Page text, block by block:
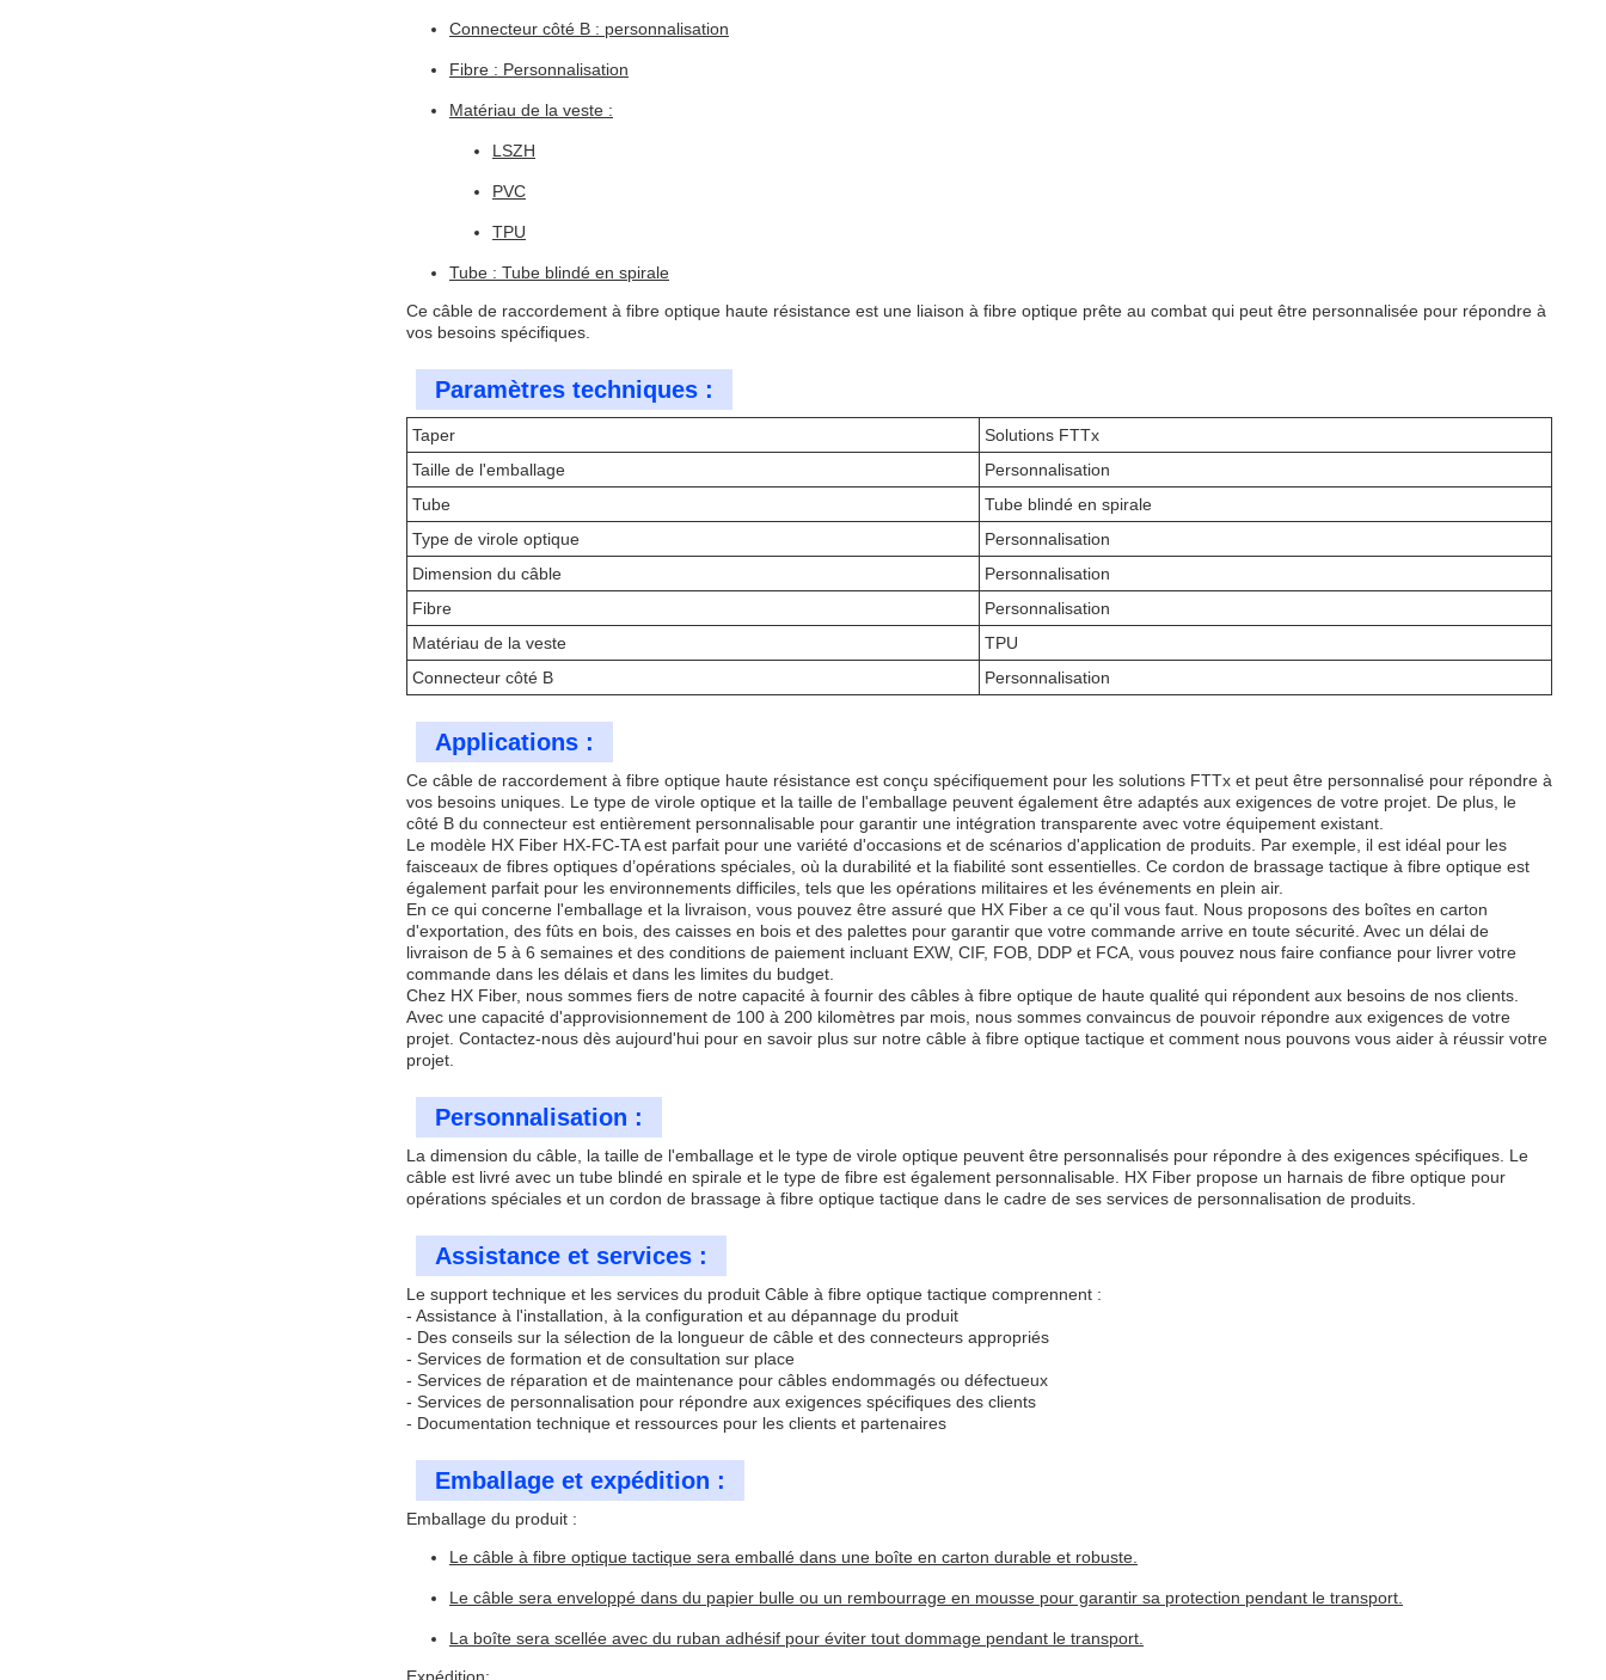
Connecteur côté B : personnalisation
Fibre : Personnalisation
Matériau de la veste :
LSZH
PVC
TPU
Tube : Tube blindé en spirale
Ce câble de raccordement à fibre optique haute résistance est une liaison à fibre optique prête au combat qui peut être personnalisée pour répondre à
vos besoins spécifiques.
Paramètres techniques :
Taper
Solutions FTTx
Taille de l'emballage
Personnalisation
Tube
Tube blindé en spirale
Type de virole optique
Personnalisation
Dimension du câble
Personnalisation
Fibre
Personnalisation
Matériau de la veste
TPU
Connecteur côté B
Personnalisation
Applications :
Ce câble de raccordement à fibre optique haute résistance est conçu spécifiquement pour les solutions FTTx et peut être personnalisé pour répondre à
vos besoins uniques. Le type de virole optique et la taille de l'emballage peuvent également être adaptés aux exigences de votre projet. De plus, le
côté B du connecteur est entièrement personnalisable pour garantir une intégration transparente avec votre équipement existant.
Le modèle HX Fiber HX-FC-TA est parfait pour une variété d'occasions et de scénarios d'application de produits. Par exemple, il est idéal pour les
faisceaux de fibres optiques d’opérations spéciales, où la durabilité et la fiabilité sont essentielles. Ce cordon de brassage tactique à fibre optique est
également parfait pour les environnements difficiles, tels que les opérations militaires et les événements en plein air.
En ce qui concerne l'emballage et la livraison, vous pouvez être assuré que HX Fiber a ce qu'il vous faut. Nous proposons des boîtes en carton
d'exportation, des fûts en bois, des caisses en bois et des palettes pour garantir que votre commande arrive en toute sécurité. Avec un délai de
livraison de 5 à 6 semaines et des conditions de paiement incluant EXW, CIF, FOB, DDP et FCA, vous pouvez nous faire confiance pour livrer votre
commande dans les délais et dans les limites du budget.
Chez HX Fiber, nous sommes fiers de notre capacité à fournir des câbles à fibre optique de haute qualité qui répondent aux besoins de nos clients.
Avec une capacité d'approvisionnement de 100 à 200 kilomètres par mois, nous sommes convaincus de pouvoir répondre aux exigences de votre
projet. Contactez-nous dès aujourd'hui pour en savoir plus sur notre câble à fibre optique tactique et comment nous pouvons vous aider à réussir votre
projet.
Personnalisation :
La dimension du câble, la taille de l'emballage et le type de virole optique peuvent être personnalisés pour répondre à des exigences spécifiques. Le
câble est livré avec un tube blindé en spirale et le type de fibre est également personnalisable. HX Fiber propose un harnais de fibre optique pour
opérations spéciales et un cordon de brassage à fibre optique tactique dans le cadre de ses services de personnalisation de produits.
Assistance et services :
Le support technique et les services du produit Câble à fibre optique tactique comprennent :
- Assistance à l'installation, à la configuration et au dépannage du produit
- Des conseils sur la sélection de la longueur de câble et des connecteurs appropriés
- Services de formation et de consultation sur place
- Services de réparation et de maintenance pour câbles endommagés ou défectueux
- Services de personnalisation pour répondre aux exigences spécifiques des clients
- Documentation technique et ressources pour les clients et partenaires
Emballage et expédition :
Emballage du produit :
Le câble à fibre optique tactique sera emballé dans une boîte en carton durable et robuste.
Le câble sera enveloppé dans du papier bulle ou un rembourrage en mousse pour garantir sa protection pendant le transport.
La boîte sera scellée avec du ruban adhésif pour éviter tout dommage pendant le transport.